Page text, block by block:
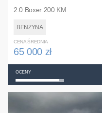
2.0 Boxer 200 KM
BENZYNA
CENA ŚREDNIA
65 000 zł
OCENY